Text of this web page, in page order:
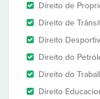
Direito de
Direito de
Direito
Direito do
Direito do
Direito